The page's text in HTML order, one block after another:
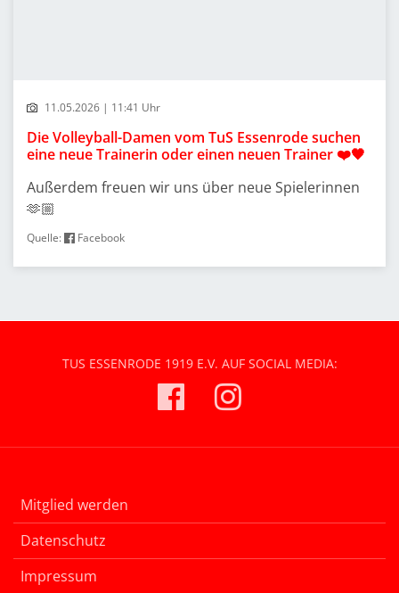
11.05.2026 | 11:41 Uhr
Die Volleyball-Damen vom TuS Essenrode suchen
eine neue Trainerin oder einen neuen Trainer ❤️🖤
Außerdem freuen wir uns über neue Spielerinnen
🫶🏼
Quelle: Facebook
TUS ESSENRODE 1919 E.V. AUF SOCIAL MEDIA:
Mitglied werden
Datenschutz
Impressum